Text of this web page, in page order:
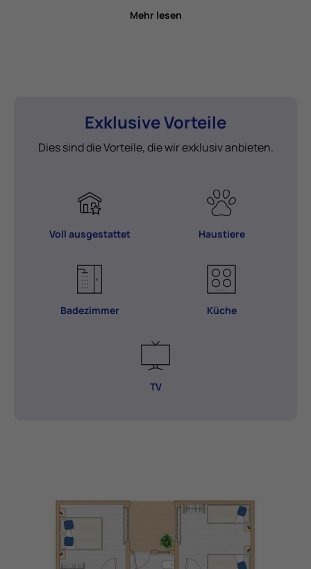
den angebotenen Dienstleistungen des Bungalow 22
Glaskeramikkochfeld, Mikrowelle, Kühlschrank, Dolce
Glaswaren.
Mehr lesen
Exklusive Vorteile
Dies sind die Vorteile, die wir exklusiv anbieten.
Voll ausgestattet Haustiere
Badezimmer Küche
TV